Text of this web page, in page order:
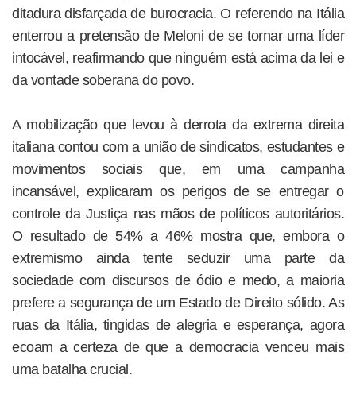
ditadura disfarçada de burocracia. O referendo na Itália
enterrou a pretensão de Meloni de se tornar uma líder
intocável, reafirmando que ninguém está acima da lei e
da vontade soberana do povo.
A mobilização que levou à derrota da extrema direita
italiana contou com a união de sindicatos, estudantes e
movimentos sociais que, em uma campanha
incansável, explicaram os perigos de se entregar o
controle da Justiça nas mãos de políticos autoritários.
O resultado de 54% a 46% mostra que, embora o
extremismo ainda tente seduzir uma parte da
sociedade com discursos de ódio e medo, a maioria
prefere a segurança de um Estado de Direito sólido. As
ruas da Itália, tingidas de alegria e esperança, agora
ecoam a certeza de que a democracia venceu mais
uma batalha crucial.